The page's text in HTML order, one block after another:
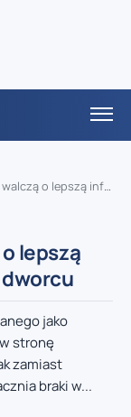
przy nowym dworcu
lepszą
jako
stronę
zamiast
braki w...